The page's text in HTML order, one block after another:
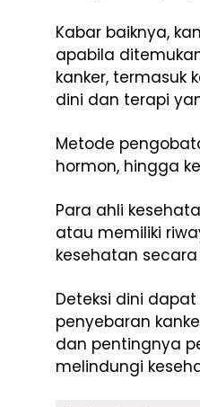
Kabar baiknya,
apabila
kanker, termasuk
dini dan terapi
Metode
hormon, hingga
Para ahli
atau memiliki
kesehatan secara
Deteksi dini
penyebaran
dan pentingnya
melindungi